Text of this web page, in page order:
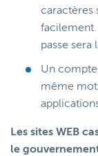
caractères
passe sera
Un
même mot
Les sites WEB
le